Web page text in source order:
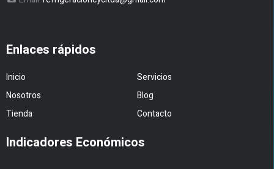
Enlaces rápidos
Inicio
Servicios
Nosotros
Blog
Tienda
Contacto
Indicadores Económicos